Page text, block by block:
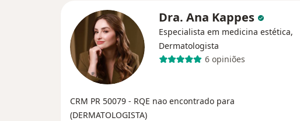
Dra. Ana Kappes
Especialista em medicina estética,
Dermatologista
6 opiniões
CRM PR 50079 - RQE nao encontrado para
(DERMATOLOGISTA)